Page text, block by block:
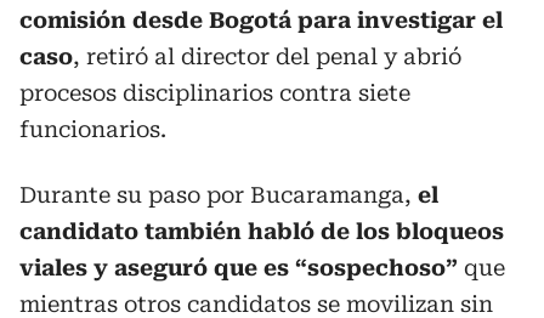
comisión desde Bogotá para investigar el
caso, retiró al director del penal y abrió
procesos disciplinarios contra siete
funcionarios.
Durante su paso por Bucaramanga, el
candidato también habló de los bloqueos
viales y aseguró que es “sospechoso” que
mientras otros candidatos se movilizan sin